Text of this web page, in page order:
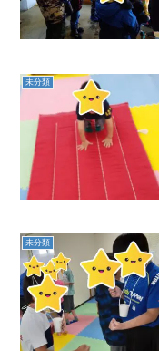
未分類
未分類